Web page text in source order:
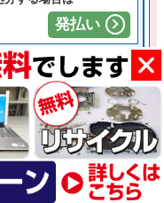
発払い
入れてもOK
負担になります